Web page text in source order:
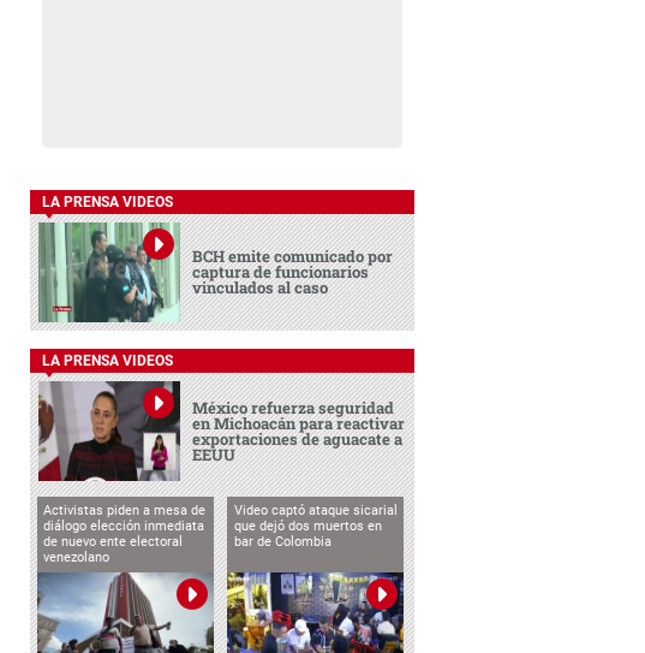
LA PRENSA VIDEOS
BCH emite comunicado por
captura de funcionarios
vinculados al caso
LA PRENSA VIDEOS
México refuerza seguridad
en Michoacán para reactivar
exportaciones de aguacate a
EEUU
Activistas piden a mesa de
diálogo elección inmediata
de nuevo ente electoral
venezolano
Video captó ataque sicarial
que dejó dos muertos en
bar de Colombia